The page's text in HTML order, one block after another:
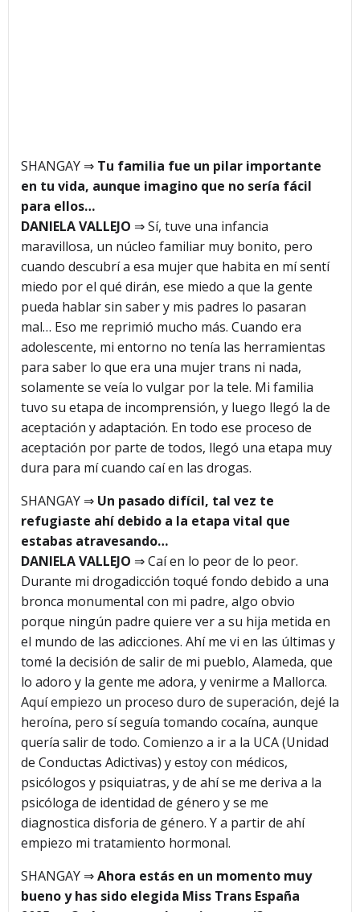
SHANGAY ⇒ Tu familia fue un pilar importante
en tu vida, aunque imagino que no sería fácil
para ellos…
DANIELA VALLEJO ⇒ Sí, tuve una infancia
maravillosa, un núcleo familiar muy bonito, pero
cuando descubrí a esa mujer que habita en mí sentí
miedo por el qué dirán, ese miedo a que la gente
pueda hablar sin saber y mis padres lo pasaran
mal… Eso me reprimió mucho más. Cuando era
adolescente, mi entorno no tenía las herramientas
para saber lo que era una mujer trans ni nada,
solamente se veía lo vulgar por la tele. Mi familia
tuvo su etapa de incomprensión, y luego llegó la de
aceptación y adaptación. En todo ese proceso de
aceptación por parte de todos, llegó una etapa muy
dura para mí cuando caí en las drogas.
SHANGAY ⇒ Un pasado difícil, tal vez te
refugiaste ahí debido a la etapa vital que
estabas atravesando…
DANIELA VALLEJO ⇒ Caí en lo peor de lo peor.
Durante mi drogadicción toqué fondo debido a una
bronca monumental con mi padre, algo obvio
porque ningún padre quiere ver a su hija metida en
el mundo de las adicciones. Ahí me vi en las últimas y
tomé la decisión de salir de mi pueblo, Alameda, que
lo adoro y la gente me adora, y venirme a Mallorca.
Aquí empiezo un proceso duro de superación, dejé la
heroína, pero sí seguía tomando cocaína, aunque
quería salir de todo. Comienzo a ir a la UCA (Unidad
de Conductas Adictivas) y estoy con médicos,
psicólogos y psiquiatras, y de ahí se me deriva a la
psicóloga de identidad de género y se me
diagnostica disforia de género. Y a partir de ahí
empiezo mi tratamiento hormonal.
SHANGAY ⇒Ahora estás en un momento muy
bueno y has sido elegida Miss Trans España